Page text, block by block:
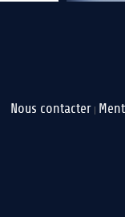
Nous contacter |